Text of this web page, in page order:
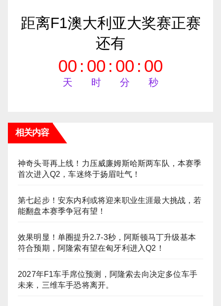
距离F1澳大利亚大奖赛正赛
还有
00
天
: 00
时
: 00
分
: 00
秒
相关内容
神奇头哥再上线！力压威廉姆斯哈斯两车队，本赛季
首次进入Q2，车迷终于扬眉吐气！
第七起步！安东内利或将迎来职业生涯最大挑战，若
能翻盘本赛季争冠有望！
效果明显！单圈提升2.7-3秒，阿斯顿马丁升级基本
符合预期，阿隆索有望在匈牙利进入Q2！
2027年F1车手席位预测，阿隆索去向决定多位车手
未来，三维车手恐将离开。